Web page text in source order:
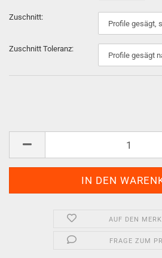
Zuschnitt:
Zuschnitt Toleranz:
AUF DEN
FRAGE ZUM